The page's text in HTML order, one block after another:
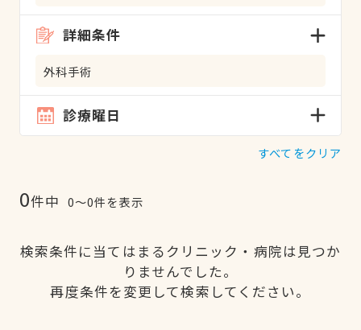
詳細条件
外科手術
診療曜日
すべてをクリア
0件中 0〜0件を表示
検索条件に当てはまるクリニック・病院は見つか
りませんでした。
再度条件を変更して検索してください。